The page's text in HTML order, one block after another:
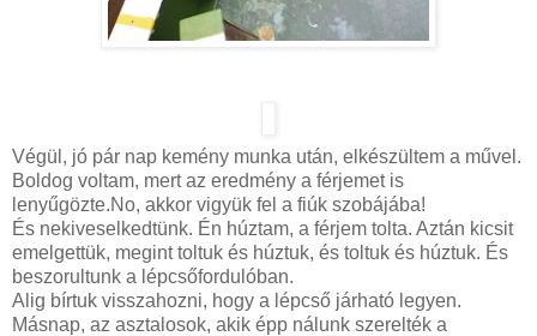
Végül, jó pár nap kemény munka után, elkészültem a művel.
Boldog voltam, mert az eredmény a férjemet is
lenyűgözte.No, akkor vigyük fel a fiúk szobájába!
És nekiveselkedtünk. Én húztam, a férjem tolta. Aztán kicsit
emelgettük, megint toltuk és húztuk, és toltuk és húztuk. És
beszorultunk a lépcsőfordulóban.
Alig bírtuk visszahozni, hogy a lépcső járható legyen.
Másnap, az asztalosok, akik épp nálunk szerelték a